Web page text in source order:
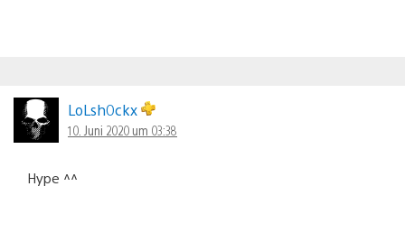
LoLsh0ckx
10. Juni 2020 um 03:38
Hype ^^